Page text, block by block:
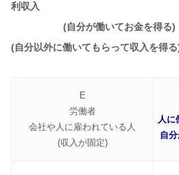
利収入
(自分が働いて
(自分以外に働いてもらって収入を得る
E
労働者
会社や人に雇われている人
(収入が固定)
人に
自